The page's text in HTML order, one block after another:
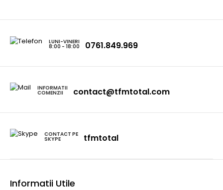
LUNI-VINERI
8:00 - 18:00 0761.849.969
INFORMATII
COMENZII contact@tfmtotal.com
CONTACT PE
SKYPE tfmtotal
Informatii Utile